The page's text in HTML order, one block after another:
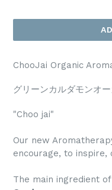
ChooJai Organic
グリーンカルダモンオ
"Choo jai"
Our new
encourage, to
The main ingredient